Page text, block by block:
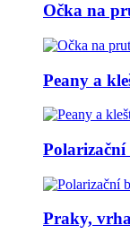
Očka na
Peany a
Praky,